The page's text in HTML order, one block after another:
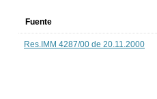
Fuente
Res.IMM 4287/00 de 20.11.2000